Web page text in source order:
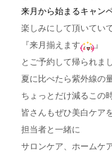
来月から始まるキャン
楽しみにして頂いてい
『来月揃えます
』
とご予約して帰られま
夏に比べたら紫外線の
ちょっとだけ減るこの
皆さんもぜひ美白ケア
担当者と一緒に
サロンケア、ホームケ